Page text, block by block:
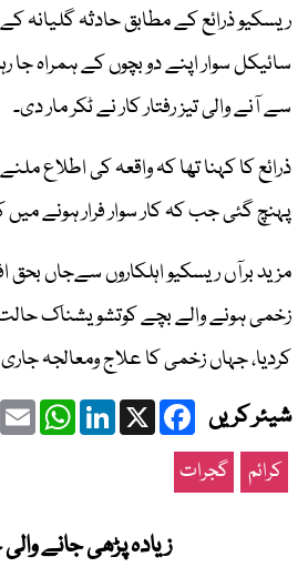
ریسکیو ذرائع کے مطابق حادثہ گلیانہ
سائیکل سوار اپنے دو بچوں کے ہمراہ
سے آنے والی تیز رفتار کار نے ٹکر مار دی۔
ذرائع کا کہنا تھا کہ واقعہ کی اطلاع
پہنچ گئی جب کہ کار سوار فرار ہونے میں
مزید برآں ریسکیو اہلکاروں سےجاں بحق
زخمی ہونے والے بچے کوتشویشناک
کردیا، جہاں زخمی کا علاج ومعالجہ
شیئر کریں Facebook
X
LinkedIn
WhatsApp
Email
کرائم گجرات
زیادہ پڑھی جانے